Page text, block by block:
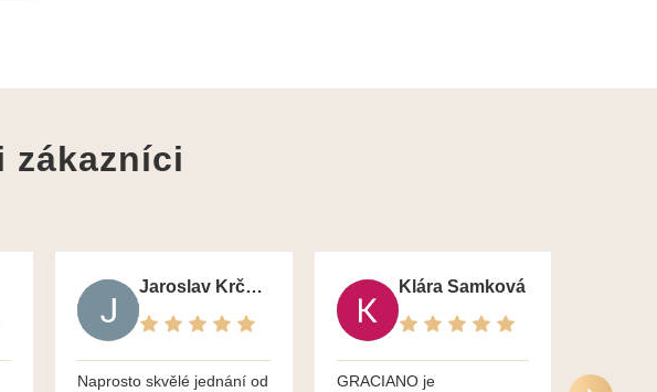
zákazníci
Jaroslav Krčma
Naprosto skvělé jednání od
Klára Samková
GRACIANO je
Služby